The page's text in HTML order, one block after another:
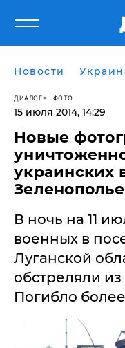
Новости
ДИАЛОГ ФОТО
15 июля 2014, 14:29
Новые
украинских
Зеленополье
В ночь на 11
военных в
Луганской
обстреляли из
Погибло